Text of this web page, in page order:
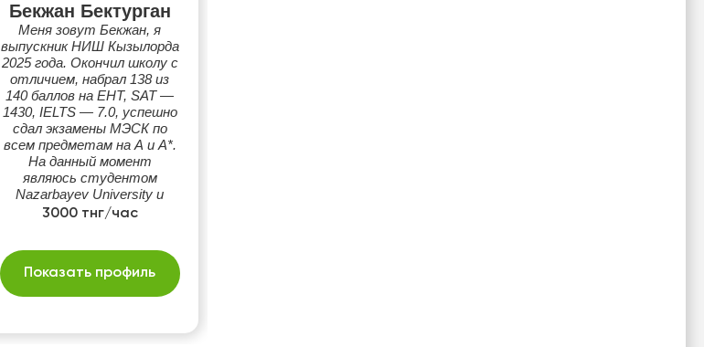
Бекжан Бектурган
Меня зовут Бекжан, я
выпускник НИШ Кызылорда
2025 года. Окончил школу с
отличием, набрал 138 из
140 баллов на ЕНТ, SAT —
1430, IELTS — 7.0, успешно
сдал экзамены МЭСК по
всем предметам на A и A*.
На данный момент
являюсь студентом
Nazarbayev University и
имею опыт работы
3000 тнг/час
Показать профиль